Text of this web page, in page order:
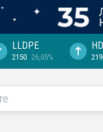
LLDPE
2150 26,05%